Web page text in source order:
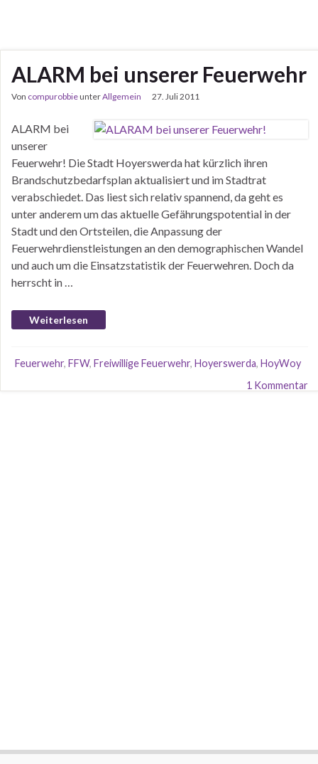
ALARM bei unserer Feuerwehr
Von compurobbieunterAllgemein 27. Juli 2011
ALARM bei
unserer
Feuerwehr! Die Stadt Hoyerswerda hat kürzlich ihren
Brandschutzbedarfsplan aktualisiert und im Stadtrat
verabschiedet. Das liest sich relativ spannend, da geht es
unter anderem um das aktuelle Gefährungspotential in der
Stadt und den Ortsteilen, die Anpassung der
Feuerwehrdienstleistungen an den demographischen Wandel
und auch um die Einsatzstatistik der Feuerwehren. Doch da
herrscht in …
Weiterlesen
Feuerwehr, FFW, Freiwillige Feuerwehr, Hoyerswerda, HoyWoy
1 Kommentar